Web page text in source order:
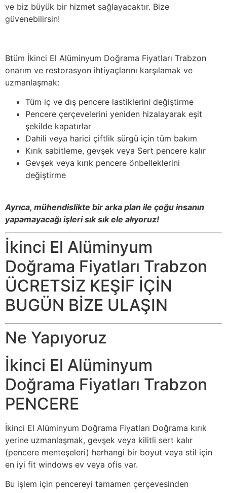
ve biz büyük bir hizmet sağlayacaktır. Bize
güvenebilirsin!
Btüm İkinci El Alüminyum Doğrama Fiyatları Trabzon
onarım ve restorasyon ihtiyaçlarını karşılamak ve
uzmanlaşmak:
Tüm iç ve dış pencere lastiklerini değiştirme
Pencere çerçevelerini yeniden hizalayarak eşit
şekilde kapatırlar
Dahili veya harici çiftlik sürgü için tüm bakım
Kırık sabitleme, gevşek veya Sert pencere kalır
Gevşek veya kırık pencere önbelleklerini
değiştirme
Ayrıca, mühendislikte bir arka plan ile çoğu insanın
yapamayacağı işleri sık sık ele alıyoruz!
İkinci El Alüminyum
Doğrama Fiyatları Trabzon
ÜCRETSİZ KEŞİF İÇİN
BUGÜN BİZE ULAŞIN
Ne Yapıyoruz
İkinci El Alüminyum
Doğrama Fiyatları Trabzon
PENCERE
İkinci El Alüminyum Doğrama Fiyatları Doğrama kırık
yerine uzmanlaşmak, gevşek veya kilitli sert kalır
(pencere menteşeleri) herhangi bir boyut veya stil için
en iyi fit windows ev veya ofis var.
Bu işlem için pencereyi tamamen çerçevesinden